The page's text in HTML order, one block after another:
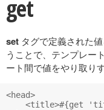
get
set タグで定義された
うことで、テンプレー
ート間で値をやり取り
<head>
<title>#{get